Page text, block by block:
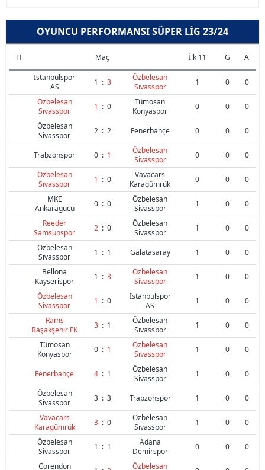
OYUNCU PERFORMANSI SÜPER LIG 23/24
H Maç İlk 11 G
A
Istanbulspor
AS
1 : 3
Özbelesan
Sivasspor
1 0
0
Özbelesan
Sivasspor
1 : 0
Tümosan
Konyaspor
0 0
0
Özbelesan
Sivasspor
2 : 2 Fenerbahçe 0 0 0
Trabzonspor 0 : 1
Özbelesan
Sivasspor
0 0
0
Özbelesan
Sivasspor
1 : 0
Vavacars
Karagümrük
0 0
0
MKE
Ankaragücü
0 : 0
Özbelesan
Sivasspor
1 0
0
Reeder
Samsunspor
2 : 0
Özbelesan
Sivasspor
1 0
0
Özbelesan
Sivasspor
1 : 1 Galatasaray 1 0
0
Bellona
Kayserispor
1 : 3
Özbelesan
Sivasspor
1 0
0
Özbelesan
Sivasspor
1 : 0
Istanbulspor
AS
1 0
0
Rams
Başakşehir FK
3 : 1
Özbelesan
Sivasspor
1 0
0
Tümosan
Konyaspor
0 : 1
Özbelesan
Sivasspor
1 0 0
Fenerbahçe 4 : 1
Özbelesan
Sivasspor
1 0
0
Özbelesan
Sivasspor
3 : 3 Trabzonspor 1 0
0
Vavacars
Karagümrük
3 : 0
Özbelesan
Sivasspor
1 0
0
Özbelesan
Sivasspor
1 : 1
Adana
Demirspor
0 0
0
Corendon
Özbelesan